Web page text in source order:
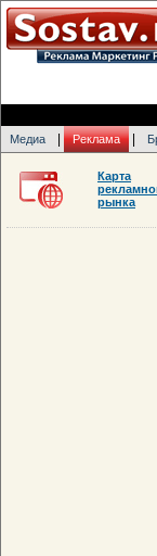
Медиа Реклама
Карта
рынка